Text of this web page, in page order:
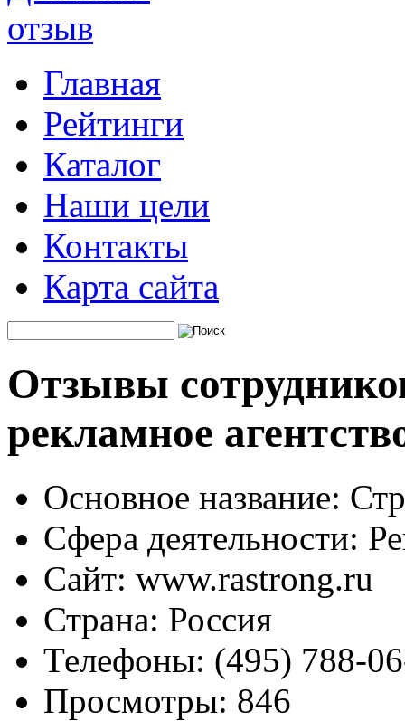
Главная
Рейтинги
Каталог
Наши цели
Контакты
Карта сайта
Отзывы
рекламное
Основное название:
Сфера деятельности:
Сайт: www.rastrong.ru
Страна: Россия
Телефоны: (495) 788-
Просмотры: 846